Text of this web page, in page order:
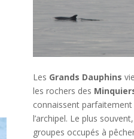
Les Grands Dauphins
les rochers des
connaissent
l’archipel. Le plus
groupes occupés à